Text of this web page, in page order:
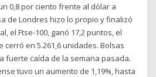
0,8 por ciento frente al dólar a
de Londres hizo lo propio y finalizó
el Ftse-100, ganó 17,2 puntos, el
cerró en 5.261,6 unidades. Bolsas
fuerte caída de la semana pasada.
tuvo un aumento de 1,19%, hasta